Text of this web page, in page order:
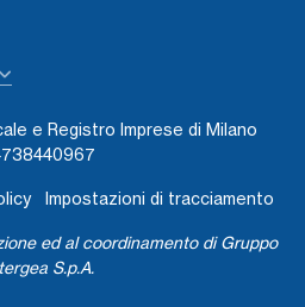
e Registro Imprese di Milano
Impostazioni di tracciamento
ed al coordinamento di Gruppo
S.p.A.